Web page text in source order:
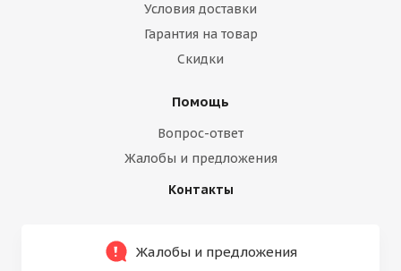
Условия доставки
Гарантия на товар
Скидки
Помощь
Вопрос-ответ
Жалобы и предложения
Контакты
Жалобы и предложения